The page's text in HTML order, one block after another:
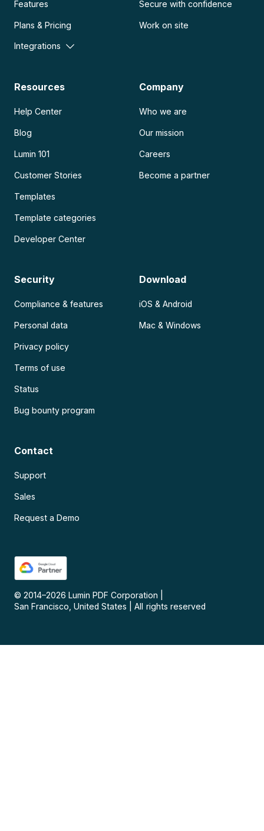
Features
Plans & Pricing
Integrations
Secure with confidence
Work on site
Resources
Help Center
Blog
Lumin 101
Customer Stories
Templates
Template categories
Developer Center
Company
Who we are
Our mission
Careers
Become a partner
Security
Compliance & features
Personal data
Privacy policy
Terms of use
Status
Bug bounty program
Download
iOS & Android
Mac & Windows
Contact
Support
Sales
Request a Demo
© 2014–2026 Lumin PDF Corporation
San Francisco, United States
All rights reserved